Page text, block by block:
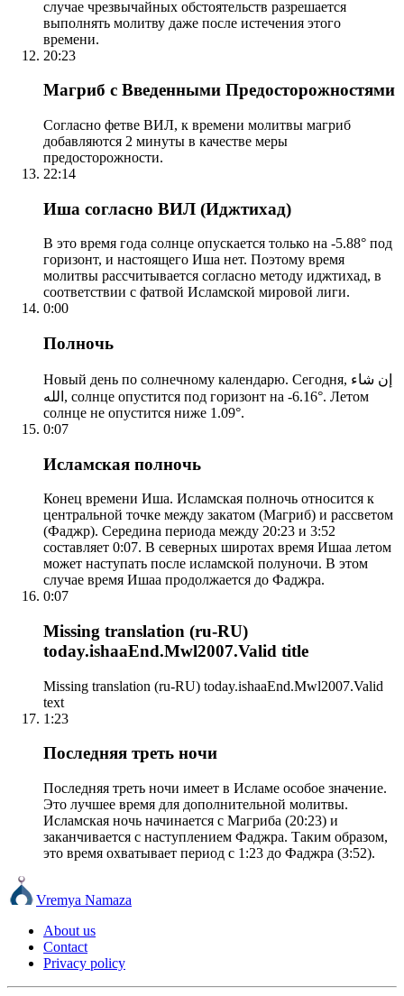
случае чрезвычайных обстоятельств разрешается
выполнять молитву даже после истечения этого
времени.
20:23
Магриб с Введенными Предосторожностями
Согласно фетве ВИЛ, к времени молитвы магриб
добавляются 2 минуты в качестве меры
предосторожности.
22:14
Иша согласно ВИЛ (Иджтихад)
В это время года солнце опускается только на -5.88° под
горизонт, и настоящего Иша нет. Поэтому время
молитвы рассчитывается согласно методу иджтихад, в
соответствии с фатвой Исламской мировой лиги.
0:00
Полночь
Новый день по солнечному календарю. Сегодня, إن شاء
الله, солнце опустится под горизонт на -6.16°. Летом
солнце не опустится ниже 1.09°.
0:07
Исламская полночь
Конец времени Иша. Исламская полночь относится к
центральной точке между закатом (Магриб) и рассветом
(Фаджр). Середина периода между 20:23 и 3:52
составляет 0:07. В северных широтах время Ишаа летом
может наступать после исламской полуночи. В этом
случае время Ишаа продолжается до Фаджра.
0:07
Missing translation (ru-RU)
today.ishaaEnd.Mwl2007.Valid title
Missing translation (ru-RU) today.ishaaEnd.Mwl2007.Valid
text
1:23
Последняя треть ночи
Последняя треть ночи имеет в Исламе особое значение.
Это лучшее время для дополнительной молитвы.
Исламская ночь начинается с Магриба (20:23) и
заканчивается с наступлением Фаджра. Таким образом,
это время охватывает период с 1:23 до Фаджра (3:52).
Vremya Namaza
About us
Contact
Privacy policy